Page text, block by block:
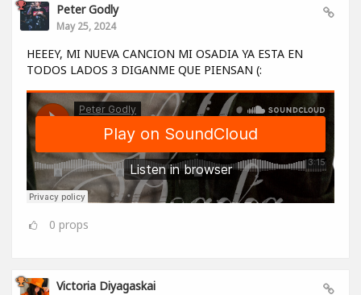
Peter Godly
May 25, 2024
HEEEY, MI NUEVA CANCION MI OSADIA YA ESTA EN
TODOS LADOS 3 DIGANME QUE PIENSAN (:
0 props
Victoria Diyagaskai